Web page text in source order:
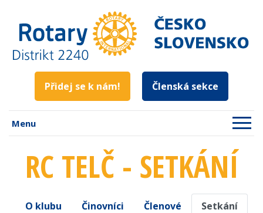
Přidej se k nám! Členská sekce
Menu
RC TELČ - SETKÁNÍ
O klubu Činovníci Členové
Setkání